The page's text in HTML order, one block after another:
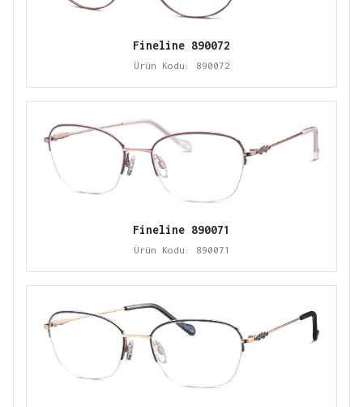
Fineline 890072
Ürün Kodu: 890072
Fineline 890071
Ürün Kodu: 890071